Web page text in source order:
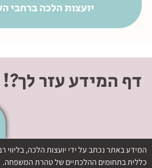
יועצות הלכה ברחבי
דף המידע עזר לך?!
המידע באתר נכתב על ידי יועצות הלכה, בליווי
כללית בתחומים ההלכתיים של טהרת המשפחה.